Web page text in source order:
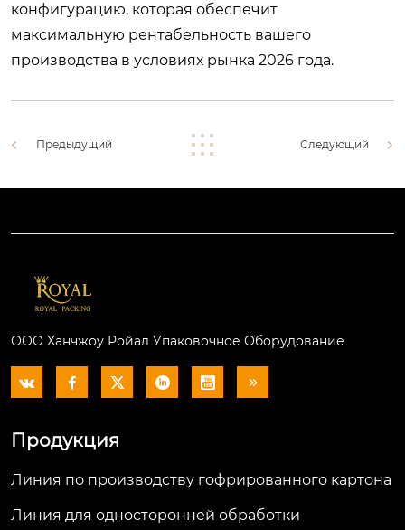
конфигурацию, которая обеспечит
максимальную рентабельность вашего
производства в условиях рынка 2026 года.
Предыдущий Следующий
ООО Ханчжоу Ройал Упаковочное Оборудование
     
Продукция
Линия по производству гофрированного картона
Линия для односторонней обработки